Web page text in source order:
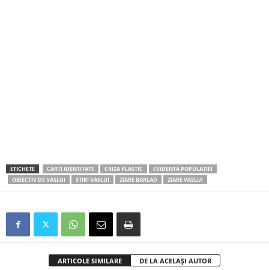
ETICHETE CARTI IDENTITATE CRIZA PLASTIC
EVIDENTA POPULATIEI
OBIECTIV DE VASLUI
STIRI VASLUI ZIARE BARLAD ZIARE VASLUI
ARTICOLE SIMILARE DE LA ACELAȘI AUTOR